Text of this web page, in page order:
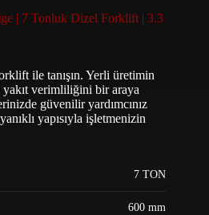
| 7 Tonluk Dizel Forklift | 3.3
ile tanışın. Yerli üretimin
yakıt verimliliğini bir araya
güvenilir yardımcınız
yapısıyla işletmenizin
7 TON
600 mm